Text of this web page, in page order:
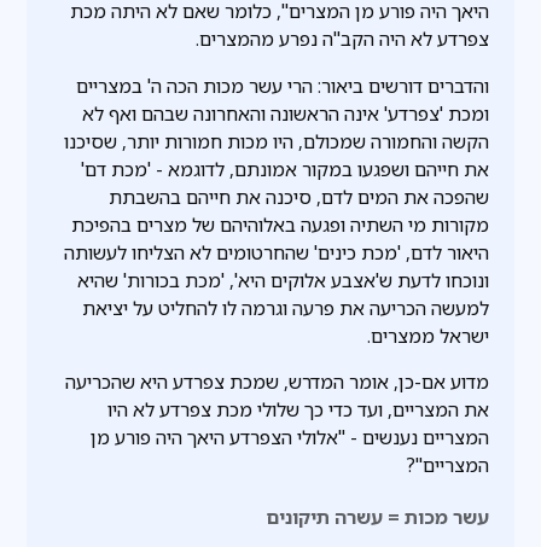
היאך היה פורע מן המצרים", כלומר שאם לא היתה מכת
צפרדע לא היה הקב"ה נפרע מהמצרים.
והדברים דורשים ביאור: הרי עשר מכות הכה ה' במצריים
ומכת 'צפרדע' אינה הראשונה והאחרונה שבהם ואף לא
הקשה והחמורה שמכולם, היו מכות חמורות יותר, שסיכנו
את חייהם ושפגעו במקור אמונתם, לדוגמא - 'מכת דם'
שהפכה את המים לדם, סיכנה את חייהם בהשבתת
מקורות מי השתיה ופגעה באלוהיהם של מצרים בהפיכת
היאור לדם, 'מכת כינים' שהחרטומים לא הצליחו לעשותה
ונוכחו לדעת ש'אצבע אלוקים היא', 'מכת בכורות' שהיא
למעשה הכריעה את פרעה וגרמה לו להחליט על יציאת
ישראל ממצרים.
מדוע אם-כן, אומר המדרש, שמכת צפרדע היא שהכריעה
את המצריים, ועד כדי כך שלולי מכת צפרדע לא היו
המצריים נענשים - "אלולי הצפרדע היאך היה פורע מן
המצריים"?
עשר מכות = עשרה תיקונים